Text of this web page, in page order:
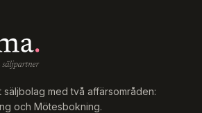
säljbolag med två affärsområden:
och Mötesbokning.